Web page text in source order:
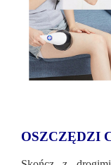
OSZCZĘDZI